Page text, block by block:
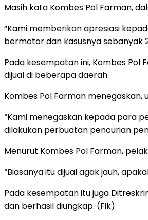
Masih kata Kombes Pol Farman,
“Kami memberikan apresiasi
bermotor dan kasusnya sebanyak
Pada kesempatan ini, Kombes
dijual di beberapa daerah.
Kombes Pol Farman
“Kami menegaskan kepada para
dilakukan perbuatan pencurian
Menurut Kombes Pol Farman,
“Biasanya itu dijual agak jauh,
Pada kesempatan itu juga
dan berhasil diungkap. (Fik)